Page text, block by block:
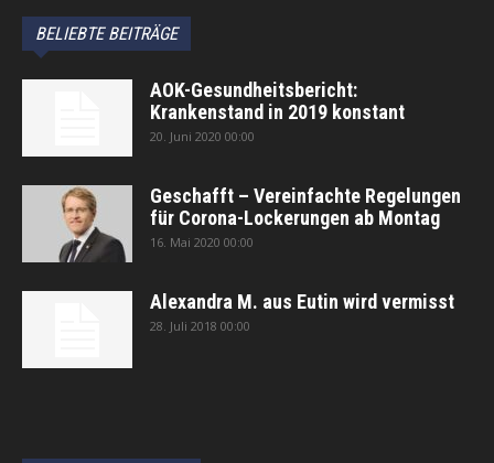
BELIEBTE BEITRÄGE
AOK-Gesundheitsbericht:
Krankenstand in 2019 konstant
20. Juni 2020 00:00
Geschafft – Vereinfachte Regelungen
für Corona-Lockerungen ab Montag
16. Mai 2020 00:00
Alexandra M. aus Eutin wird vermisst
28. Juli 2018 00:00